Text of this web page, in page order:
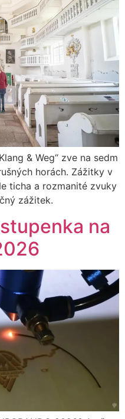
& Weg“ zve na sedm
horách. Zážitky v
ticha a rozmanité zvuky
zážitek.
na